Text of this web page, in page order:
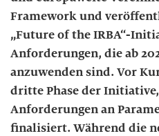
Framework und
„Future of the IRBA“-
Anforderungen, die ab
anzuwenden sind. Vor
dritte Phase der
Anforderungen an
finalisiert. Während die